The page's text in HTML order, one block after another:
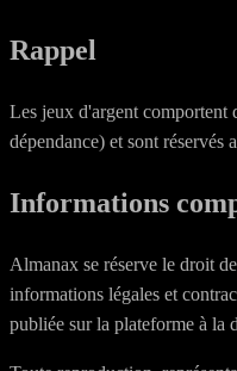
Rappel
Les jeux d'argent comportent
dépendance) et sont réservés
Informations
Almanax se réserve le droit
informations légales et
publiée sur la plateforme à la